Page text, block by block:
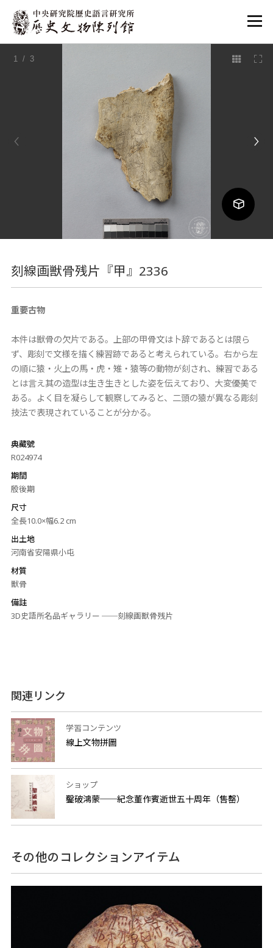
:::
1 / 3
刻線画獣骨残片『甲』2336
重要古物
本件は獣骨の欠片である。上部の甲骨文は卜辞であるとは限ら
ず、彫刻で文様を描く練習跡であると考えられている。右から左
の順に猿・火上の馬・虎・雉・猿等の動物が刻され、練習である
とは言え其の造型は生き生きとした姿を伝えており、大変優美で
ある。よく目を凝らして観察してみると、二頭の猿が異なる彫刻
技法で表現されていることが分かる。
典藏號
R024974
期間
殷後期
尺寸
全長10.0×幅6.2 cm
出土地
河南省安陽県小屯
材質
獣骨
備註
3D史語所名品ギャラリー ──刻線画獣骨残片
関連リンク
学習コンテンツ
線上文物拼圖
ショップ
鑿破鴻蒙──紀念董作賓逝世五十周年（售罄）
その他のコレクションアイテム